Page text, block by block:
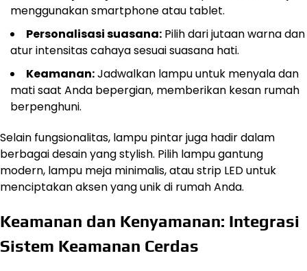
menggunakan smartphone atau tablet.
Personalisasi suasana: Pilih dari jutaan warna dan
atur intensitas cahaya sesuai suasana hati.
Keamanan:Jadwalkan lampu untuk menyala dan
mati saat Anda bepergian, memberikan kesan rumah
berpenghuni.
Selain fungsionalitas, lampu pintar juga hadir dalam
berbagai desain yang stylish. Pilih lampu gantung
modern, lampu meja minimalis, atau strip LED untuk
menciptakan aksen yang unik di rumah Anda.
Keamanan dan Kenyamanan: Integrasi
Sistem Keamanan Cerdas